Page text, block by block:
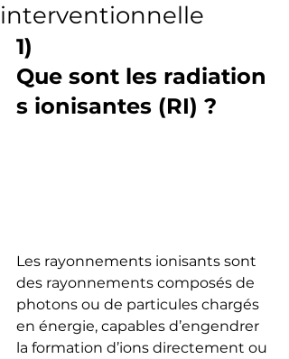
interventionnelle
1)
Que sont les radiation
s ionisantes (RI) ?
Les rayonnements ionisants sont
des rayonnements composés de
photons ou de particules chargés
en énergie, capables d’engendrer
la formation d’ions directement ou